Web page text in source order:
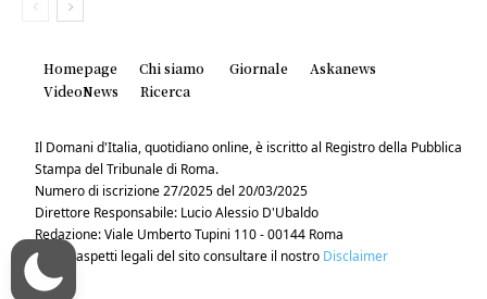
Homepage Chi siamo Giornale
Askanews
VideoNews
Ricerca
Il Domani d'Italia, quotidiano online, è iscritto al Registro della Pubblica
Stampa del Tribunale di Roma.
Numero di iscrizione 27/2025 del 20/03/2025
Direttore Responsabile: Lucio Alessio D'Ubaldo
Redazione: Viale Umberto Tupini 110 - 00144 Roma
Per gli aspetti legali del sito consultare il nostro Disclaimer